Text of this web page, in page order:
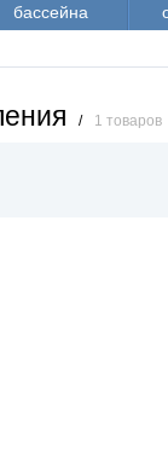
бассейна
/ 1 товаров